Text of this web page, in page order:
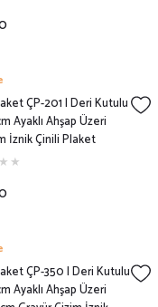
ÇP-201 | Deri Kutulu
Ayaklı Ahşap Üzeri
İznik Çinili Plaket
ÇP-350 | Deri Kutulu
Ayaklı Ahşap Üzeri